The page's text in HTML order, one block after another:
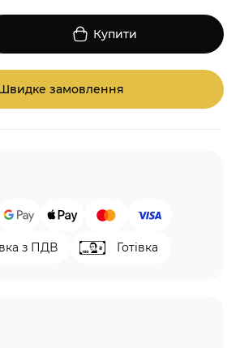
Купити
замовлення
з ПДВ Готівка